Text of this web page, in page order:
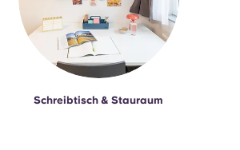
Schreibtisch & Stauraum